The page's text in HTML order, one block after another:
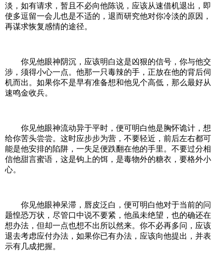
淡，如有请求，暂且不必向他陈说，应该从速借机退出，即
使多逗留一会儿也是不适的，退而研究他对你冷淡的原因，
再谋求恢复感情的途径。
你见他眼神阴沉，应该明白这是凶狠的信号，你与他交
涉，须得小心一点。他那一只毒辣的手，正放在他的背后伺
机而出。如果你不是早有准备想和他见个高低，那么最好从
速鸣金收兵。
你见他眼神流动异于平时，便可明白他是胸怀诡计，想
给你苦头尝尝。这时应步步为营，不要轻近，前后左右都可
能是他安排的陷阱，一失足便跌翻在他的手里。不要过分相
信他甜言蜜语，这是钩上的饵，是毒物外的糖衣，要格外小
心。
你见他眼神呆滞，唇皮泛白，便可明白他对于当前的问
题惶恐万状，尽管口中说不要紧，他虽未绝望，也的确还在
想办法，但却一点也想不出所以然来。你不必再多问，应该
退去考虑应付办法，如果你已有办法，应该向他提出，并表
示有几成把握。